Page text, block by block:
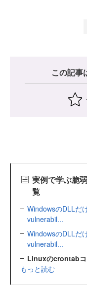
この記事
実例で学ぶ脆
覧
WindowsのDLLだ
vulnerabil...
WindowsのDLLだ
vulnerabil...
Linuxのcrontabコ
もっと読む